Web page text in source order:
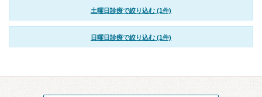
土曜日診療で絞り込む (1件)
日曜日診療で絞り込む (1件)